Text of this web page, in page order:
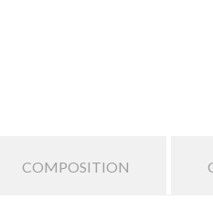
COMPOSITION